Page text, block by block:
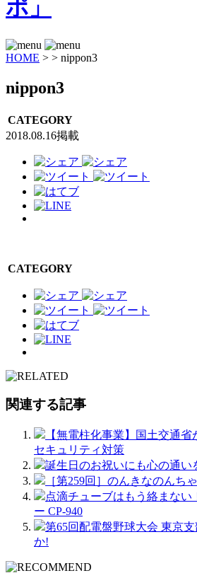
HOME > > nippon3
nippon3
CATEGORY
2018.08.16掲載
CATEGORY
関連する記事
【無電柱化事業】国土交通
セキュリティ対策
誕生日のお祝いにも心の通い
［第259回］のんきなのんち
点滴チューブはもう絡まない
ー CP-940
第65回配電盤野球大会 東京
か!